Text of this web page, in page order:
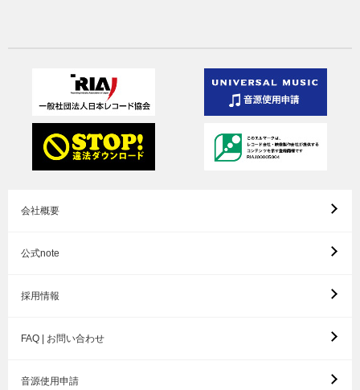
会社概要
公式note
採用情報
FAQ | お問い合わせ
音源使用申請